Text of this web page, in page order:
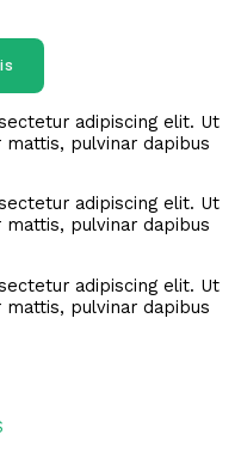
adipiscing elit. Ut
pulvinar dapibus
adipiscing elit. Ut
pulvinar dapibus
adipiscing elit. Ut
pulvinar dapibus